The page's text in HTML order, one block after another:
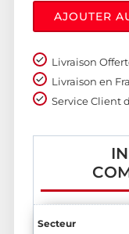
AJOUTER
Livraison
Livraison en
Service Client
Secteur